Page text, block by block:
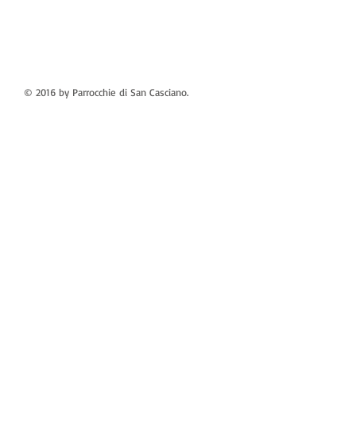
© 2016 by Parrocchie di San Casciano.